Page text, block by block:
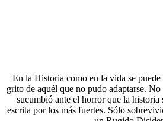
En la Historia como en la vida se
grito de aquél que no pudo adaptarse.
sucumbió ante el horror que la historia
escrita por los más fuertes. Sólo